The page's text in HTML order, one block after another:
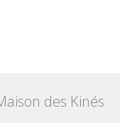
des Kinés